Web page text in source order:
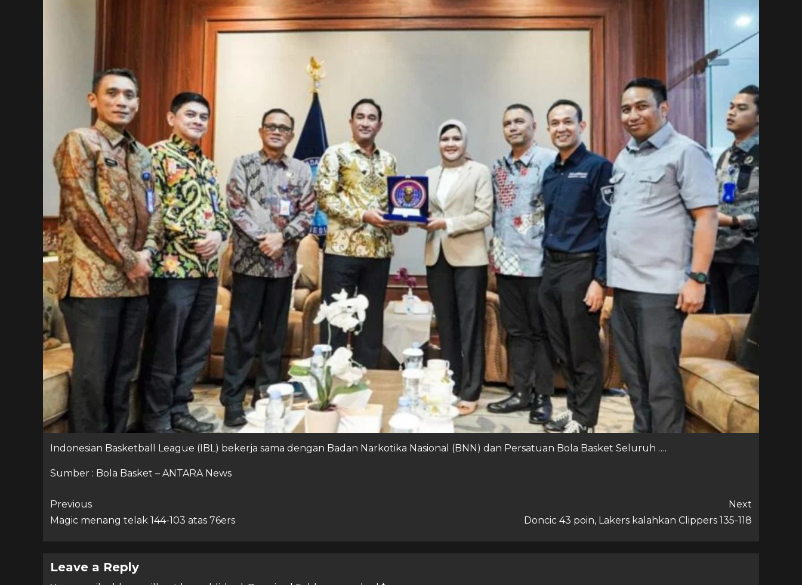
Indonesian Basketball League (IBL) bekerja sama dengan Badan Narkotika Nasional (BNN) dan Persatuan Bola Basket Seluruh ….
Sumber : Bola Basket – ANTARA News
Previous
Magic menang telak 144-103 atas 76ers
Next
Doncic 43 poin, Lakers kalahkan Clippers 135-118
Leave a Reply